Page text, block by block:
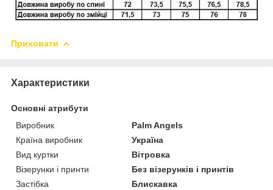
Приховати
Характеристики
Основні атрибути
Виробник
Palm Angels
Країна виробник
Україна
Вид куртки
Вітровка
Візерунки і принти
Без візерунків і принтів
Застібка
Блискавка